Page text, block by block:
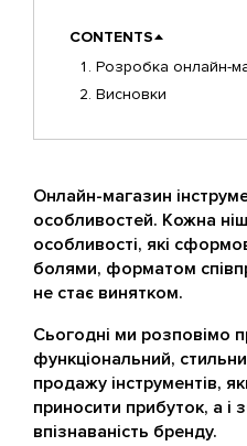
CONTENTS
Розробка онлайн-
Висновки
Онлайн-магазин
особливостей. Кожна
особливості, які
болями, форматом
не стає винятком.
Сьогодні ми розповімо
функціональний,
продажу інструментів,
приносити прибуток, а і
впізнаваність бренду.